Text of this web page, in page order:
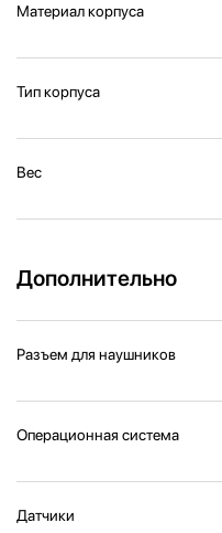
Материал корпуса
Тип корпуса
Вес
Дополнительно
Разъем для наушников
Операционная система
Датчики